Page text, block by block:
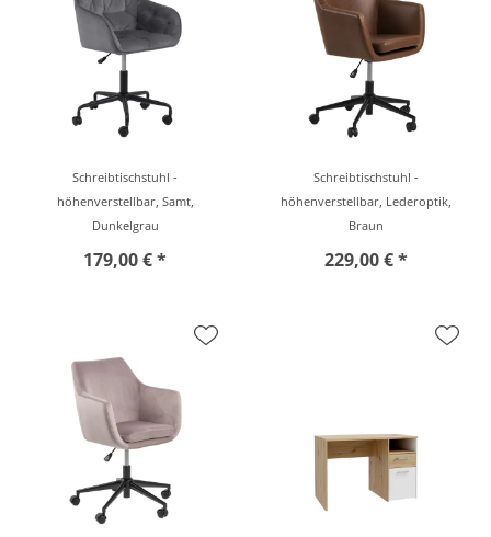
Schreibtischstuhl -
höhenverstellbar, Samt,
Dunkelgrau
179,00 € *
Schreibtischstuhl -
höhenverstellbar, Lederoptik,
Braun
229,00 € *